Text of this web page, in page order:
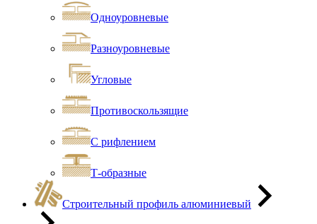
Одноуровневые
Разноуровневые
Угловые
Противоскользящие
С рифлением
Т-образные
Строительный профиль алюминиевый